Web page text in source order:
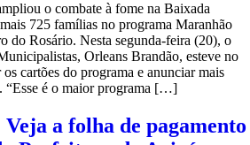
o combate à fome na Baixada
725 famílias no programa Maranhão
do Rosário. Nesta segunda-feira (20), o
Orleans Brandão, esteve no
cartões do programa e anunciar mais
“Esse é o maior programa […]
a folha de pagamento